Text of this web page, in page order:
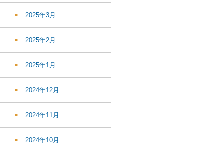
2025年3月
2025年2月
2025年1月
2024年12月
2024年11月
2024年10月